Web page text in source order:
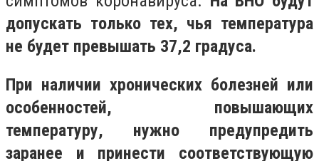
допускать только тех, чья температура
не будет превышать 37,2 градуса.
При наличии хронических болезней или
особенностей, повышающих
температуру, нужно предупредить
заранее и принести соответствующую